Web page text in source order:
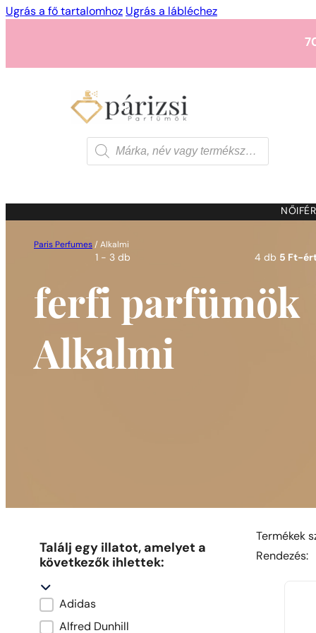
Ugrás a fő tartalomhoz Ugrás a lábléchez
1 - 3 db
1 - 3 db 4 db 5 Ft-
Products
search
NŐI
Paris Perfumes / Alkalmi
ferfi parfümök
Alkalmi
Találj egy illatot, amelyet a
következők ihlettek:
Marka oryginału
Adidas
Alfred Dunhill
Termékek
Rendezés: